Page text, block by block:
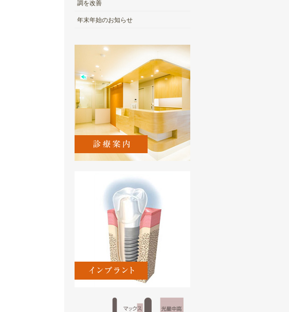
調を改善
年末年始のお知らせ